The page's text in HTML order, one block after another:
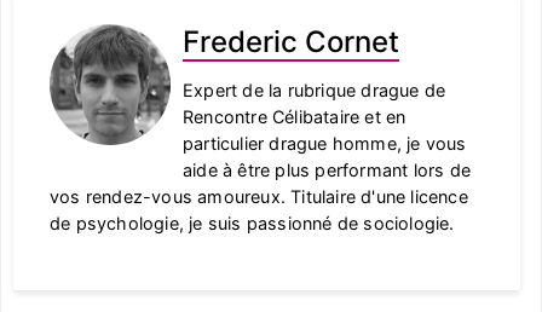
Frederic Cornet
Expert de la rubrique drague de
Rencontre Célibataire et en
particulier drague homme, je vous
aide à être plus performant lors de
vos rendez-vous amoureux. Titulaire d'une licence
de psychologie, je suis passionné de sociologie.